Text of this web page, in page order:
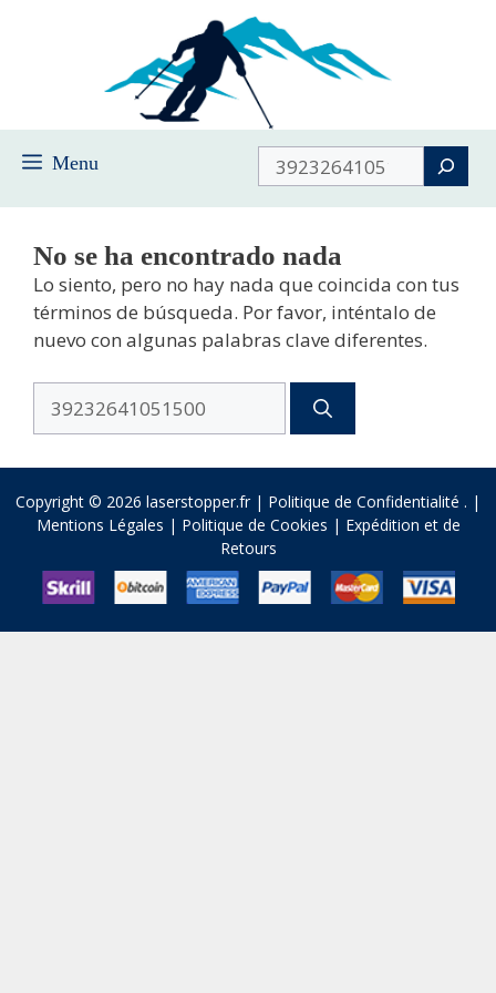
Menu Buscar
No se ha encontrado nada
Lo siento, pero no hay nada que coincida con tus
términos de búsqueda. Por favor, inténtalo de
nuevo con algunas palabras clave diferentes.
Copyright © 2026 laserstopper.fr | Politique de Confidentialité . |
Mentions Légales | Politique de Cookies | Expédition et de
Retours